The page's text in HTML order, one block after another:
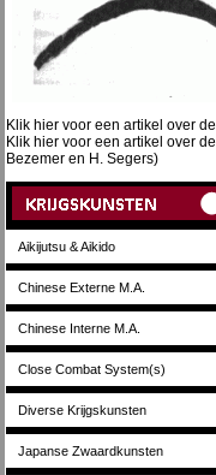
Klik hier voor een artikel over
Klik hier voor een artikel over
Bezemer en H. Segers)
Aikijutsu & Aikido
Chinese Externe M.A.
Chinese Interne M.A.
Close Combat System(s)
Diverse Krijgskunsten
Japanse Zwaardkunsten